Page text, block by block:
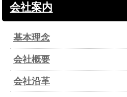
会社案内
基本理念
会社概要
会社沿革